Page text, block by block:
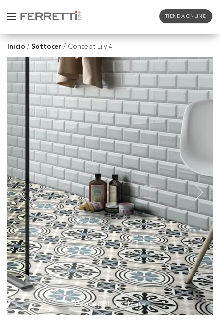
TIENDA ONLINE
Inicio / Sottocer / Concept Lily 4
Concept Lily 4 Mate